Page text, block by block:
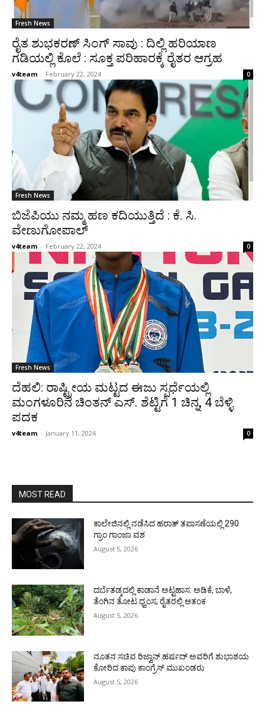
Fresh News
ರೈತ ಶುಭಕರಣ್ ಸಿಂಗ್ ಸಾವು : ದಿಲ್ಲಿ ಹರಿಯಾಣ
ಗಡಿಯಲ್ಲಿ ಕೊಲೆ : ಸೂಕ್ತ ಪರಿಹಾರಕ್ಕೆ ರೈತರ ಆಗ್ರಹ
v4team - February 22, 2024 0
Fresh News
ಬಿಜೆಪಿಯು ನಮ್ಮ ಹಣ ಕದಿಯುತ್ತಿದೆ : ಕೆ. ಸಿ.
ವೇಣುಗೋಪಾಲ್
v4team - February 22, 2024 0
Fresh News
ದೆಹಲಿ: ರಾಷ್ಟ್ರೀಯ ಮಟ್ಟದ ಈಜು ಸ್ಪರ್ಧೆಯಲ್ಲಿ
ಮಂಗಳೂರಿನ ಚಿಂತನ್ ಎಸ್. ಶೆಟ್ಟಿಗೆ 1 ಚಿನ್ನ, 4 ಬೆಳ್ಳಿ
ಪದಕ
v4team - January 11, 2024 0
MOST READ
ಕಾಲೇಜಿನಲ್ಲಿ ನಡೆಸಿದ ಹಠಾತ್ ತಪಾಸಣೆಯಲ್ಲಿ 290
ಗ್ರಾಂ ಗಾಂಜಾ ವಶ
August 5, 2026
ದರ್ಬೆತಡ್ಕದಲ್ಲಿ ಕಾಡಾನೆ ಅಟ್ಟಹಾಸ: ಅಡಿಕೆ, ಬಾಳೆ,
ತೆಂಗಿನ ತೋಟ ಧ್ವಂಸ; ರೈತರಲ್ಲಿ ಆತಂಕ
August 5, 2026
ನೂತನ ಸಚಿವ ರಿಜ್ವಾನ್ ಹರ್ಷದ್ ಅವರಿಗೆ ಶುಭಾಶಯ
ಕೋರಿದ ಕಾಪು ಕಾಂಗ್ರೆಸ್ ಮುಖಂಡರು
August 5, 2026